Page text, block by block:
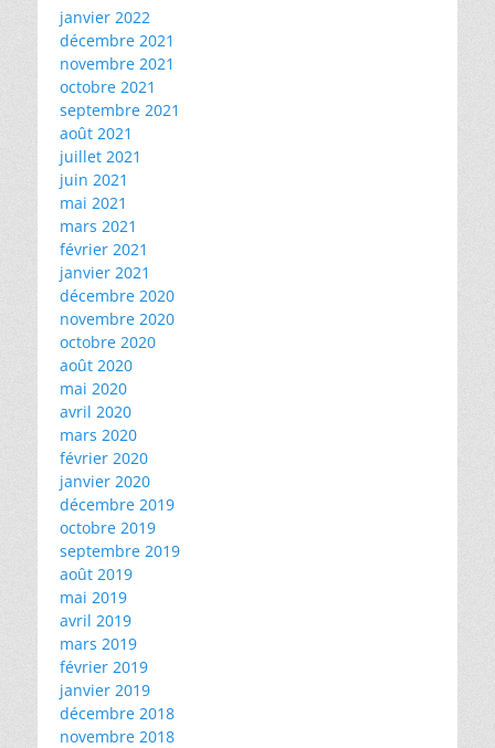
janvier 2022
décembre 2021
novembre 2021
octobre 2021
septembre 2021
août 2021
juillet 2021
juin 2021
mai 2021
mars 2021
février 2021
janvier 2021
décembre 2020
novembre 2020
octobre 2020
août 2020
mai 2020
avril 2020
mars 2020
février 2020
janvier 2020
décembre 2019
octobre 2019
septembre 2019
août 2019
mai 2019
avril 2019
mars 2019
février 2019
janvier 2019
décembre 2018
novembre 2018